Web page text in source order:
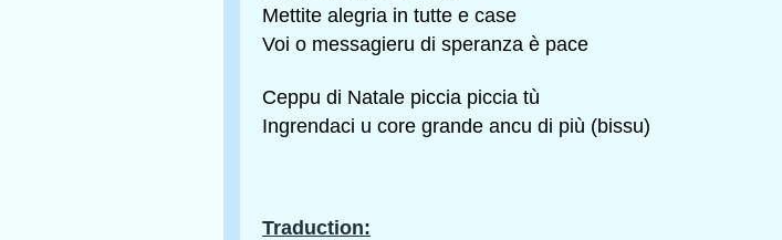
Mettite alegria in tutte e case
Voi o messagieru di speranza è pace
Ceppu di Natale piccia piccia tù
Ingrendaci u core grande ancu di più (bissu)
Traduction: